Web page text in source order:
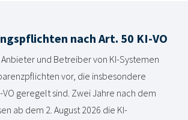
nach Art. 50 KI-VO
Anbieter und Betreiber von KI-Systemen
vor, die insbesondere
VO geregelt sind. Zwei Jahre nach dem
ab dem 2. August 2026 die KI-